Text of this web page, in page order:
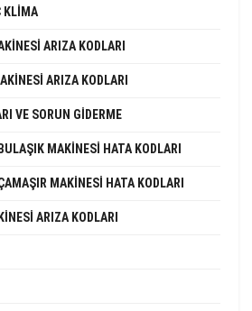
KLIMA
ARIZA KODLARI
ARIZA KODLARI
VE SORUN GIDERME
MAKINESI HATA KODLARI
MAKINESI HATA KODLARI
ARIZA KODLARI